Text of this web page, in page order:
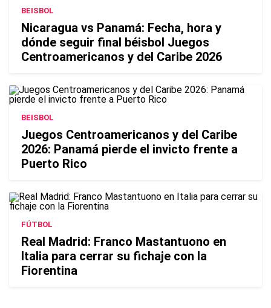
BEISBOL
Nicaragua vs Panamá: Fecha, hora y
dónde seguir final béisbol Juegos
Centroamericanos y del Caribe 2026
BEISBOL
Juegos Centroamericanos y del Caribe
2026: Panamá pierde el invicto frente a
Puerto Rico
FÚTBOL
Real Madrid: Franco Mastantuono en
Italia para cerrar su fichaje con la
Fiorentina